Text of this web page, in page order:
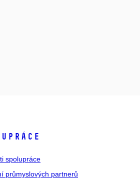
spolupráce
průmyslových partnerů